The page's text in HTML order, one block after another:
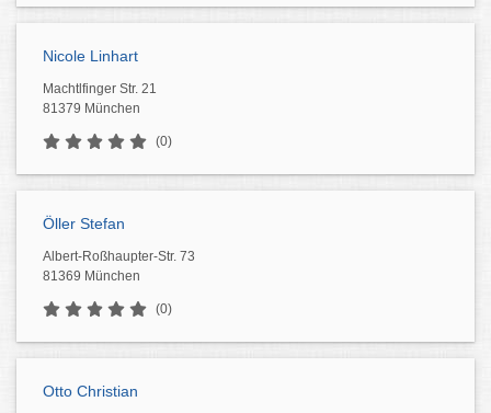
Nicole Linhart
Machtlfinger Str. 21
81379 München
(0)
Öller Stefan
Albert-Roßhaupter-Str. 73
81369 München
(0)
Otto Christian